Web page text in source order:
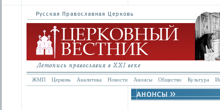
ЖМП Церковь Аналитика Новости Анонсы Общество Культура